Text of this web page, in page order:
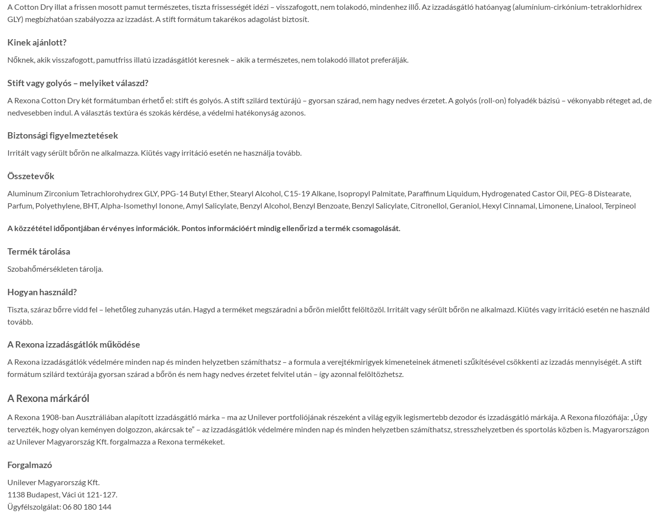
A Cotton Dry illat a frissen mosott pamut természetes, tiszta frissességét idézi – visszafogott, nem tolakodó, mindenhez illő. Az izzadásgátló hatóanyag (alumínium-cirkónium-tetraklorhidrex
GLY) megbízhatóan szabályozza az izzadást. A stift formátum takarékos adagolást biztosít.
Kinek ajánlott?
Nőknek, akik visszafogott, pamutfriss illatú izzadásgátlót keresnek – akik a természetes, nem tolakodó illatot preferálják.
Stift vagy golyós – melyiket válaszd?
A Rexona Cotton Dry két formátumban érhető el: stift és golyós. A stift szilárd textúrájú – gyorsan szárad, nem hagy nedves érzetet. A golyós (roll-on) folyadék bázisú – vékonyabb réteget ad, de
nedvesebben indul. A választás textúra és szokás kérdése, a védelmi hatékonyság azonos.
Biztonsági figyelmeztetések
Irritált vagy sérült bőrön ne alkalmazza. Kiütés vagy irritáció esetén ne használja tovább.
Összetevők
Aluminum Zirconium Tetrachlorohydrex GLY, PPG-14 Butyl Ether, Stearyl Alcohol, C15-19 Alkane, Isopropyl Palmitate, Paraffinum Liquidum, Hydrogenated Castor Oil, PEG-8 Distearate,
Parfum, Polyethylene, BHT, Alpha-Isomethyl Ionone, Amyl Salicylate, Benzyl Alcohol, Benzyl Benzoate, Benzyl Salicylate, Citronellol, Geraniol, Hexyl Cinnamal, Limonene, Linalool, Terpineol
A közzététel időpontjában érvényes információk. Pontos információért mindig ellenőrizd a termék csomagolását.
Termék tárolása
Szobahőmérsékleten tárolja.
Hogyan használd?
Tiszta, száraz bőrre vidd fel – lehetőleg zuhanyzás után. Hagyd a terméket megszáradni a bőrön mielőtt felöltözöl. Irritált vagy sérült bőrön ne alkalmazd. Kiütés vagy irritáció esetén ne használd
tovább.
A Rexona izzadásgátlók működése
A Rexona izzadásgátlók védelmére minden nap és minden helyzetben számíthatsz – a formula a verejtékmirigyek kimeneteinek átmeneti szűkítésével csökkenti az izzadás mennyiségét. A stift
formátum szilárd textúrája gyorsan szárad a bőrön és nem hagy nedves érzetet felvitel után – így azonnal felöltözhetsz.
A Rexona márkáról
A Rexona 1908-ban Ausztráliában alapított izzadásgátló márka – ma az Unilever portfoliójának részeként a világ egyik legismertebb dezodor és izzadásgátló márkája. A Rexona filozófiája: „Úgy
tervezték, hogy olyan keményen dolgozzon, akárcsak te” – az izzadásgátlók védelmére minden nap és minden helyzetben számíthatsz, stresszhelyzetben és sportolás közben is. Magyarországon
az Unilever Magyarország Kft. forgalmazza a Rexona termékeket.
Forgalmazó
Unilever Magyarország Kft.
1138 Budapest, Váci út 121-127.
Ügyfélszolgálat: 06 80 180 144